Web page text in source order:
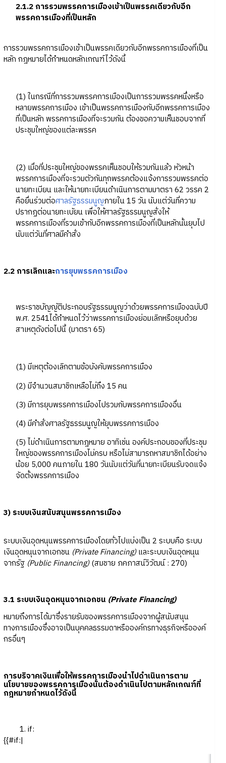
2.1.2 การรวมพรรคการเมืองเข้าเป็นพรรคเดียวกับอีก
พรรคการเมืองที่เป็นหลัก
การรวมพรรคการเมืองเข้าเป็นพรรคเดียวกับอีกพรรคการเมืองที่เป็น
หลัก กฎหมายได้กำหนดหลักเกณฑ์ไว้ดังนี้
(1) ในกรณีที่การรวมพรรคการเมืองเป็นการรวมพรรคหนึ่งหรือ
หลายพรรคการเมือง เข้าเป็นพรรคการเมืองกับอีกพรรคการเมือง
ที่เป็นหลัก พรรคการเมืองที่จะรวมกัน ต้องขอความเห็นชอบจากที่
ประชุมใหญ่ของแต่ละพรรค
(2) เมื่อที่ประชุมใหญ่ของพรรคเห็นชอบให้รวมกันแล้ว หัวหน้า
พรรคการเมืองที่จะรวมตัวกันทุกพรรคต้องแจ้งการรวมพรรคต่อ
นายทะเบียน และให้นายทะเบียนดำเนินการตามมาตรา 62 วรรค 2
คือยื่นร่วมต่อศาลรัฐธรรมนูญภายใน 15 วัน นับแต่วันที่ความ
ปรากฏต่อนายทะเบัยน เพื่อให้ศาลรัฐธรรมนูญสั่งให้
พรรคการเมืองที่รวมเข้ากับอีกพรรคการเมืองที่เป็นหลักนั้นยุบไป
นับแต่วันที่ศาลมีคำสั่ง
2.2 การเลิกและการยุบพรรคการเมือง
พระราชบัญญัติประกอบรัฐธรรมนูญว่าด้วยพรรคการเมืองฉบับปี
พ.ศ. 2541ได้กำหนดไว้ว่าพรรคการเมืองย่อมเลิกหรือยุบด้วย
สาเหตุดังต่อไปนี้ (มาตรา 65)
(1) มีเหตุต้องเลิกตามข้อบังคับพรรคการเมือง
(2) มีจำนวนสมาชิกเหลือไม่ถึง 15 คน
(3) มีการยุบพรรคการเมืองไปรวมกับพรรคการเมืองอื่น
(4) มีคำสั่งศาลรัฐธรรมนูญให้ยุบพรรคการเมือง
(5) ไม่ดำเนินการตามกฎหมาย อาทิเช่น องค์ประกอบของที่ประชุม
ใหญ่ของพรรคการเมืองไม่ครบ หรือไม่สามารถหาสมาชิกได้อย่าง
น้อย 5,000 คนภายใน 180 วันนับแต่วันที่นายทะเบียนรับจดแจ้ง
จัดตั้งพรรคการเมือง
3) ระบบเงินสนับสนุนพรรคการเมือง
ระบบเงินอุดหนุนพรรคการเมืองโดยทั่วไปแบ่งเป็น 2 ระบบคือ ระบบ
เงินอุดหนุนจากเอกชน (Private Financing)และระบบเงินอุดหนุน
จากรัฐ (Public Financing)(สมชาย ภคภาสน์วิวัฒน์ : 270)
3.1 ระบบเงินอุดหนุนจากเอกชน (Private Financing)
หมายถึงการได้มาซึ่งรายรับของพรรคการเมืองจากผู้สนับสนุน
ทางการเมืองซึ่งอาจเป็นบุคคลธรรมดาหรือองค์กรทางธุรกิจหรือองค์
กรอื่นๆ
การบริจาคเงินเพื่อให้พรรคการเมืองนำไปดำเนินการตาม
นโยบายของพรรคการเมืองนั้นต้องดำเนินไปตามหลักเกณฑ์ที่
กฎหมายกำหนดไว้ดังนี้
if:
{{#if:|